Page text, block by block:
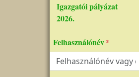
Igazgatói pályázat
2026.
Felhasználónév